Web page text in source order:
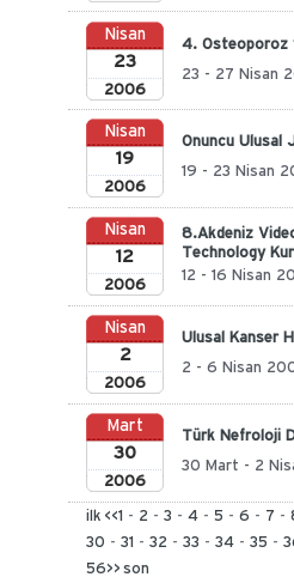
Nisan
23
2006
4. Osteoporoz
23 - 27 Nisan
Nisan
19
2006
Onuncu Ulusal
19 - 23 Nisan
Nisan
12
2006
8.Akdeniz
Technology
12 - 16 Nisan
Nisan
2
2006
Ulusal Kanser
2 - 6 Nisan
Mart
30
2006
Türk Nefroloji
30 Mart - 2
ilk <<1 - 2 - 3 - 4 - 5 - 6 - 7 -
30 - 31 - 32 - 33 - 34 - 35 -
56>> son